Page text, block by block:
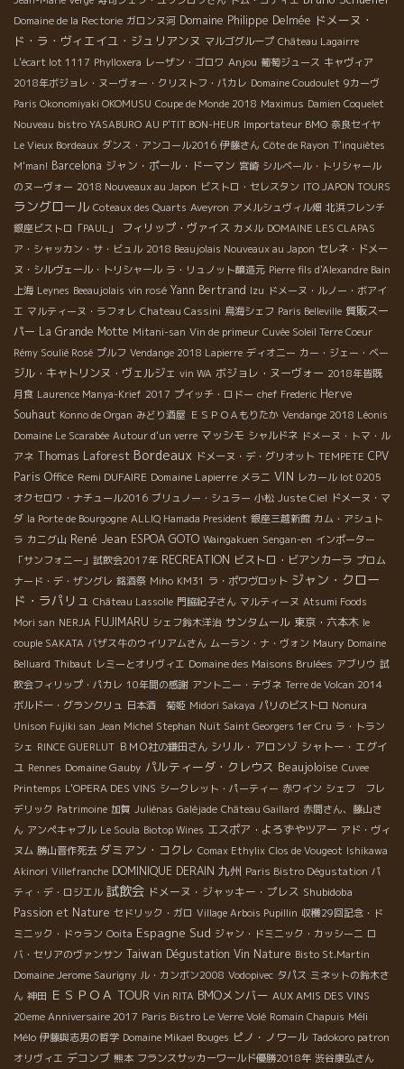
Domaine de la Rectorie ガロンヌ河 Domaine Philippe Delmée ドメーヌ・
ド・ラ・ヴィエイユ・ジュリアンヌ マルゴグループ Château Lagairre
L'écart lot 1117 Phylloxera レーザン・ゴロワ Anjou 葡萄ジュース キャヴィア
2018年ボジョレ・ヌーヴォー・クリストフ・パカレ Domaine Coudoulet 9カーヴ
Paris Okonomiyaki OKOMUSU Coupe de Monde 2018 Maximus Damien Coquelet
Nouveau bistro YASABURO AU P'TIT BON-HEUR Importateur BMO 奈良セイヤ
Le Vieux Bordeaux ダンス・アンコール2016 伊藤さん Côte de Rayon T'inquiètes
M'man! Barcelona ジャン・ポール・ドーマン 宮崎 シルベール・トリシャール
のヌーヴォー 2018 Nouveaux au Japon ビストロ・セレスタン ITO JAPON TOURS
ラングロール Coteaux des Quarts Aveyron アメルシュヴィル畑 北浜フレンチ
銀座ビストロ「PAUL」
フィリップ・ヴァイス カメル DOMAINE LES CLAPAS
ア・シャッカン・サ・ビュル 2018 Beaujolais Nouveaux au Japon セレネ・ドメー
ヌ・シルヴェール・トリシャール ラ・リュノット醸造元 Pierre fils d'Alexandre Bain
上海 Leynes Beeaujolais vin rosé Yann Bertrand Izu ドメーヌ・ルノー・ボアイ
エ マルティーヌ・ラフォレ Chateau Cassini 鳥海シェフ Paris Belleville 質販スー
パー La Grande Motte Mitani-san Vin de primeur Cuvée Soleil Terre Coeur
Rémy Soulié Rosé プルフ Vendange 2018 Lapierre ディオニー カー・ジェー・ベー
ジル・キャトリンヌ・ヴェルジェ vin WA ボジョレ・ヌーヴォー 2018年皆既
月食 Laurence Manya-Krief 2017 プイッチ・ロドー chef Frederic Herve
Souhaut Konno de Organ みどり酒屋 ＥＳＰＯＡもりたか Vendange 2018 Léonis
Domaine Le Scarabée Autour d'un verre マッシモ シャルドネ ドメーヌ・トマ・ル
アネ Thomas Laforest Bordeaux ドメーヌ・デ・グリオット TEMPETE CPV
Paris Office Remi DUFAIRE Domaine Lapierre メラニ VIN レカール lot 0205
オクセロワ・ナチュール2016 ブリュノー・シュラー 小松 Juste Ciel ドメーヌ・マ
ダ la Porte de Bourgogne ALLIQ Hamada President 銀座三越新館 カム・アシュト
ラ カニグ山 René Jean ESPOA GOTO Waingakuen Sengan-en インポーター
「サンフォニー」試飲会2017年 RECREATION ビストロ・ビアンカーラ プロム
ナード・デ・ザングレ 銘酒祭 Miho KM31 ラ・ポワヴロット ジャン・クロー
ド・ラパリュ Château Lassolle 門脇紀子さん マルティーヌ Atsumi Foods
Mori san NERJA FUJIMARU シェフ鈴木洋治 サンタムール 東京・六本木 le
couple SAKATA バザス牛のウイリアムさん ムーラン・ナ・ヴォン Maury Domaine
Belluard Thibaut レミーとオリヴィエ Domaine des Maisons Brulées アブリウ 試
飲会フィリップ・パカレ 10年間の感謝 アントニー・テヴネ Terre de Volcan 2014
ボルドー・グランクリュ 日本酒 菊姫 Midori Sakaya パリのビストロ Nonura
Unison Fujiki san Jean Michel Stephan Nuit Saint Georgers 1er Cru ラ・トラン
シェ RINCE GUERLUT ＢＭＯ社の鎌田さん シリル・アロンゾ シャトー・エグイ
ユ Rennes Domaine Gauby パルティーダ・クレウス Beaujoloise Cuvee
Printemps L'OPERA DES VINS シークレット・パーティー 赤ワイン シェフ フレ
デリック Patrimoine 加賀 Juliénas Galéjade Château Gaillard 赤間さん、藤山さ
ん アンペキャブル Le Soula Biotop Wines エスポア・よろずやツアー アド・ヴィ
ヌム 勝山晋作死去 ダミアン・コクレ Comax Ethylix Clos de Vougeot Ishikawa
Akinori Villefranche DOMINIQUE DERAIN 九州 Paris Bistro Dégustation パ
ティ・デ・ロジエル 試飲会 ドメーヌ・ジャッキー・プレス Shubidoba
Passion et Nature セドリック・ガロ Village Arbois Pupillin 収穫29回記念・ド
ミニック・ドゥラン Ooita Espagne Sud ジャン・ドミニック・カッシーニ ロ
バ・セリアのヴァンサン Taiwan Dégustation Vin Nature Bisto St.Martin
Domaine Jerome Saurigny ル・カンボン2008 Vodopivec タパス ミネットの鈴木さ
ん 神田 ＥＳＰＯＡ TOUR Vin RITA BMOメンバー AUX AMIS DES VINS
20eme Anniversaire 2017 Paris Bistro Le Verre Volé Romain Chapuis Méli
Mélo 伊藤與志男の哲学 Domaine Mikael Bouges ピノ・ノワール Tadokoro patron
オリヴィエ デコンブ 熊本 フランスサッカーワールド優勝2018年 渋谷康弘さん